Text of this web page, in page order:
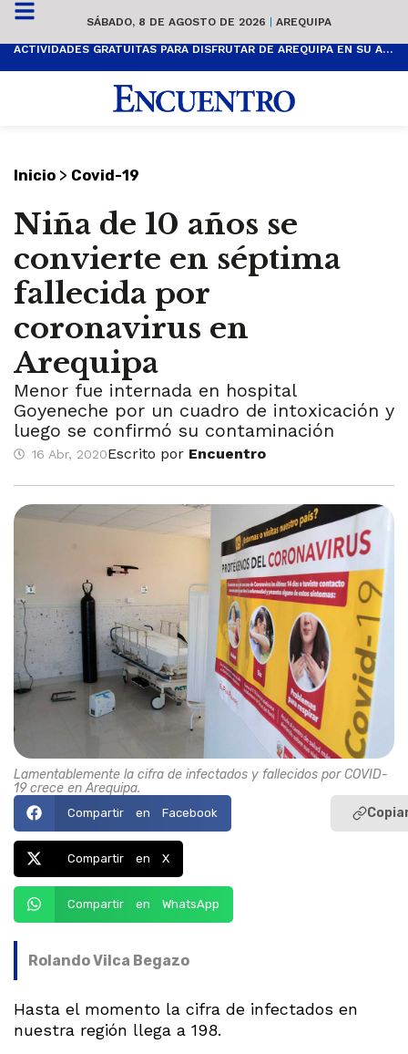
SÁBADO, 8 DE AGOSTO DE 2026 | AREQUIPA
ACTIVIDADES GRATUITAS PARA DISFRUTAR DE AREQUIPA EN SU ANIVERSARIO
Inicio > Covid-19
Niña de 10 años se
convierte en séptima
fallecida por
coronavirus en
Arequipa
Menor fue internada en hospital
Goyeneche por un cuadro de intoxicación y
luego se confirmó su contaminación
16 Abr, 2020Escrito por Encuentro
Lamentablemente la cifra de infectados y fallecidos por COVID-
19 crece en Arequipa.
Compartir en Facebook
Compartir en X
Compartir en WhatsApp
Rolando Vilca Begazo
Hasta el momento la cifra de infectados en
nuestra región llega a 198.